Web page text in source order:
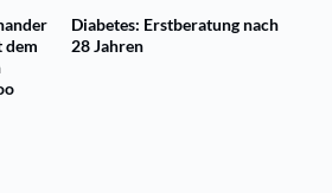
dem
Diabetes: Erstberatung nach
28 Jahren